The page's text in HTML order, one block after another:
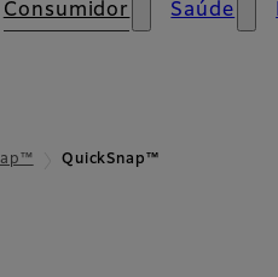
Consumidor Saúde
QuickSnap™